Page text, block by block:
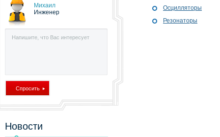
Михаил
Инженер
Новости
Осцилляторы
Резонаторы